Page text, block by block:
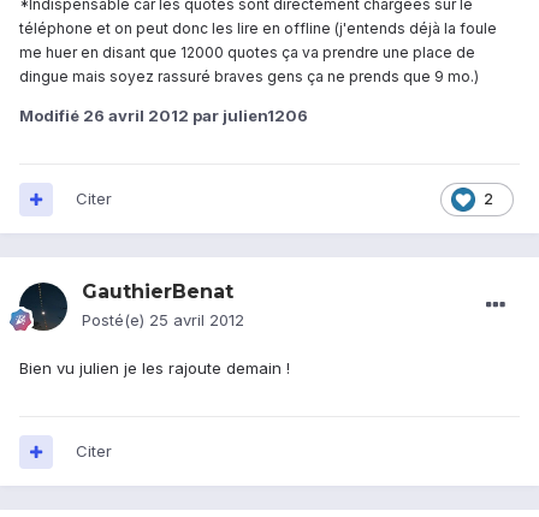
*Indispensable car les quotes sont directement chargées sur le
téléphone et on peut donc les lire en offline (j'entends déjà la foule
me huer en disant que 12000 quotes ça va prendre une place de
dingue mais soyez rassuré braves gens ça ne prends que 9 mo.)
Modifié 26 avril 2012 par julien1206
2
Citer
GauthierBenat
Posté(e) 25 avril 2012
Bien vu julien je les rajoute demain !
Citer